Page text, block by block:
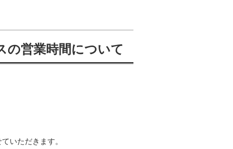
の営業時間について
いただきます。